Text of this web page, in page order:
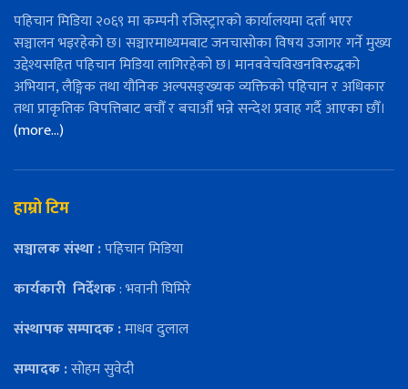
पहिचान मिडिया २०६९ मा कम्पनी रजिस्ट्रारको कार्यालयमा दर्ता भएर
सञ्चालन भइरहेको छ। सञ्चारमाध्यमबाट जनचासोका विषय उजागर गर्ने मुख्य
उद्देश्यसहित पहिचान मिडिया लागिरहेको छ। मानववेचविखनविरुद्धको
अभियान, लैङ्गिक तथा यौनिक अल्पसङ्ख्यक व्यक्तिको पहिचान र अधिकार
तथा प्राकृतिक विपत्तिबाट बचौँ र बचाऔँ भन्ने सन्देश प्रवाह गर्दै आएका छौँ।
(more…)
हाम्रो टिम
सञ्चालक संस्था :पहिचान मिडिया
कार्यकारी निर्देशक: भवानी घिमिरे
संस्थापक सम्पादक :माधव दुलाल
सम्पादक :सोहम सुवेदी